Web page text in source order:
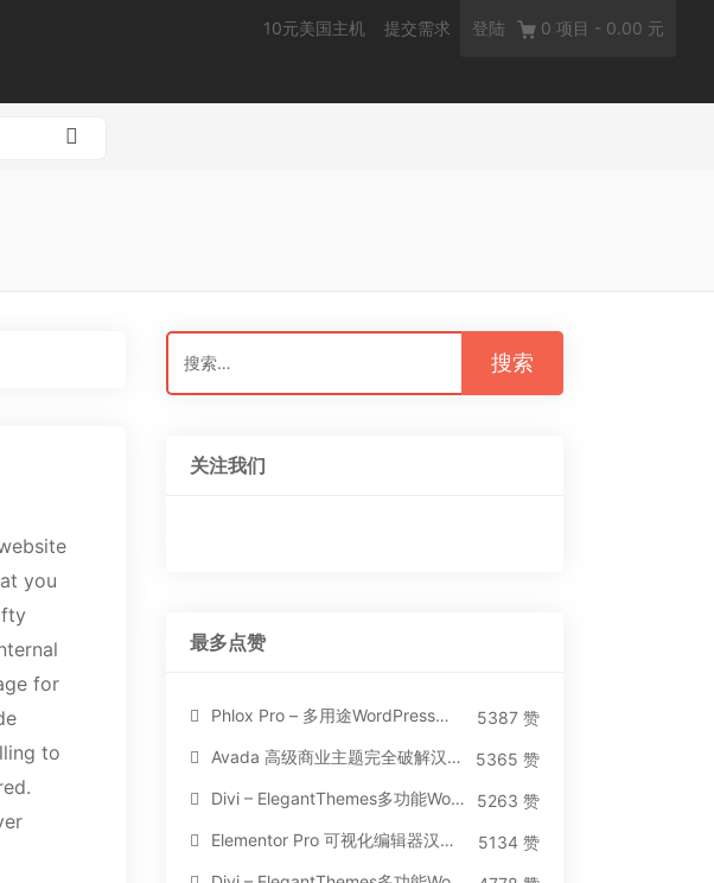
10元美国主机 提交需求 登陆 0 项目 - 0.00 元
you
for
to
搜
索：
关注我们
最多点赞
Phlox Pro – 多用途WordPress汉化破解主题[5.1.12]
5387 赞
Avada 高级商业主题完全破解汉化版[5.8.2]
5365 赞
Divi – ElegantThemes多功能WordPress主题[汉化版4.4.2]
5263 赞
Elementor Pro 可视化编辑器汉化版[免费持续更新]
5134 赞